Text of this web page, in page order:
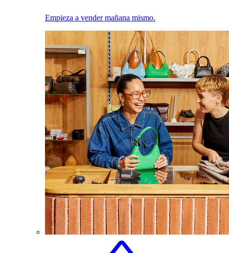
Empieza a vender mañana mismo.